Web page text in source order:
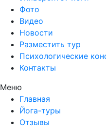
Фото
Видео
Новости
Разместить тур
Психологические
Контакты
Меню
Главная
Йога-туры
Отзывы